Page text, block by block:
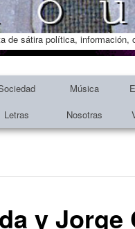
de sátira política,
Música
Letras Nosotras
y Jorge